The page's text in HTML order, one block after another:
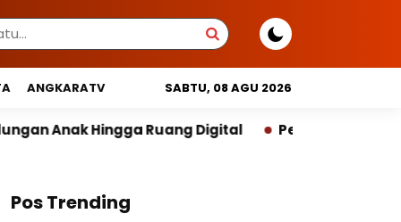
ANGKARATV SABTU, 08 AGU 2026
Digital Pemprov DKI Libatkan Lintas
Pos Trending